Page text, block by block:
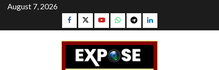
Skip
content
August 7, 2026
Facebook
TwitterYouTubeWhatsapp
TelegramLinkedin